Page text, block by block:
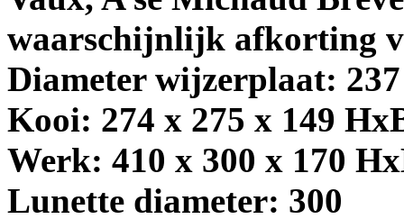
waarschijnlijk afkorting
Diameter wijzerplaat: 237
Kooi: 274 x 275 x 149
Werk: 410 x 300 x 170
Lunette diameter: 300